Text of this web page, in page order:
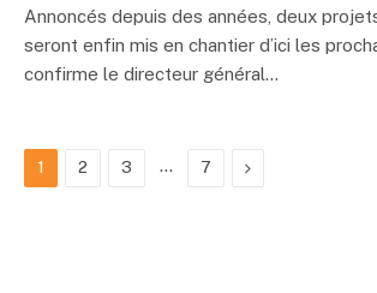
Annoncés depuis des années, deux
seront enfin mis en chantier d’ici les
confirme le directeur général…
1 2 3 … 7 Suivant